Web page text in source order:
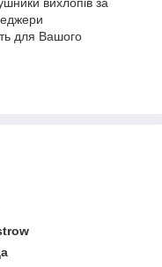
для Вашого